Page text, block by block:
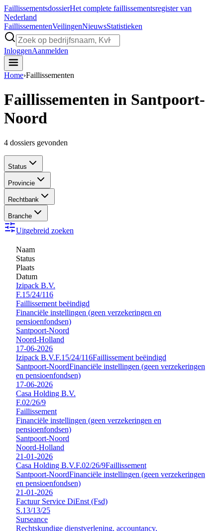
FaillissementsdossierHet complete faillissementsregister van
Nederland
FaillissementenVeilingenNieuwsStatistieken
InloggenAanmelden
Home›Faillissementen
Faillissementen in Santpoort-
Noord
4 dossiers gevonden
Status
Provincie
Rechtbank
Branche
Uitgebreid zoeken
Naam
Status
Plaats
Datum
Izipack B.V.
F.15/24/116
Faillissement beëindigd
Financiële instellingen (geen verzekeringen en
pensioenfondsen)
Santpoort-Noord
Noord-Holland
17-06-2026
Izipack B.V.F.15/24/116Faillissement beëindigd
Santpoort-NoordFinanciële instellingen (geen verzekeringen
en pensioenfondsen)
17-06-2026
Casa Holding B.V.
F.02/26/9
Faillissement
Financiële instellingen (geen verzekeringen en
pensioenfondsen)
Santpoort-Noord
Noord-Holland
21-01-2026
Casa Holding B.V.F.02/26/9Faillissement
Santpoort-NoordFinanciële instellingen (geen verzekeringen
en pensioenfondsen)
21-01-2026
Factuur Service DiEnst (Fsd)
S.13/13/25
Surseance
Rechtskundige dienstverlening, accountancy,